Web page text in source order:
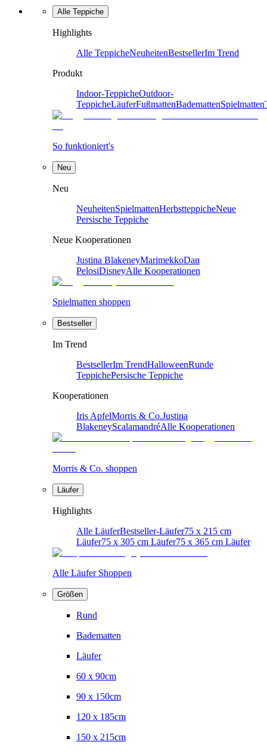
Alle Teppiche
Highlights
Alle TeppicheNeuheitenBestsellerIm Trend
Produkt
Indoor-TeppicheOutdoor-
TeppicheLäuferFußmattenBademattenSpielmatten
So funktioniert's
Neu
Neu
NeuheitenSpielmattenHerbstteppicheNeue
Persische Teppiche
Neue Kooperationen
Justina BlakeneyMarimekkoDan
PelosiDisneyAlle Kooperationen
Spielmatten shoppen
Bestseller
Im Trend
BestsellerIm TrendHalloweenRunde
TeppichePersische Teppiche
Kooperationen
Iris ApfelMorris & Co.Justina
BlakeneyScalamandréAlle Kooperationen
Morris & Co. shoppen
Läufer
Highlights
Alle LäuferBestseller-Läufer75 x 215 cm
Läufer75 x 305 cm Läufer75 x 365 cm Läufer
Alle Läufer Shoppen
Größen
Rund
Badematten
Läufer
60 x 90cm
90 x 150cm
120 x 185cm
150 x 215cm